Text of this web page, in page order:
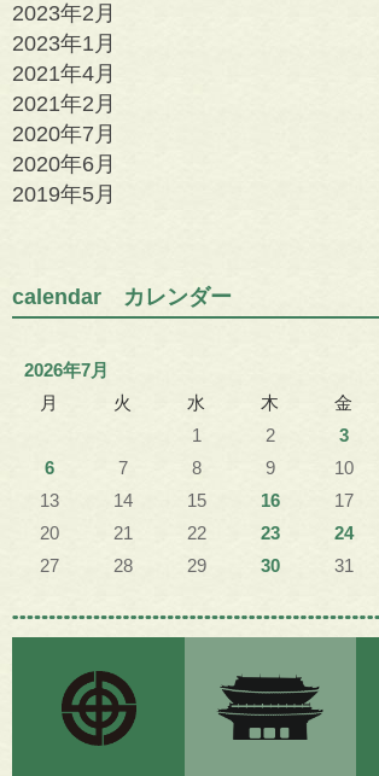
2023年2月
2023年1月
2021年4月
2021年2月
2020年7月
2020年6月
2019年5月
calendar カレンダー
2026年7月
月
火 水 木 金
1
2 3
6
7 8 9 10
13
14 15 16 17
20
21 22 23 24
27
28 29 30 31